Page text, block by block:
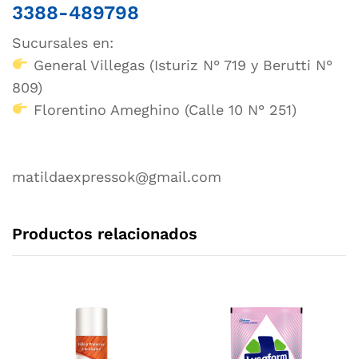
3388-489798
Sucursales en:
General Villegas (Isturiz N° 719 y Berutti N°
809)
Florentino Ameghino (Calle 10 N° 251)
matildaexpressok@gmail.com
Productos relacionados